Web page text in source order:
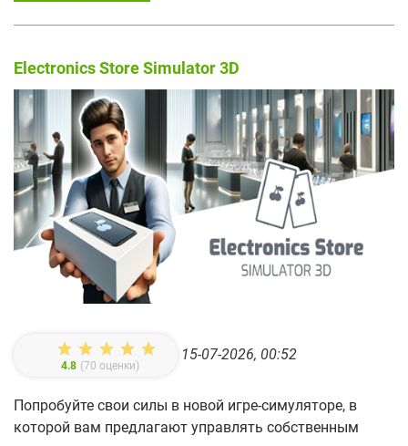
Electronics Store Simulator 3D
4.8 (70 оценки)
15-07-2026, 00:52
Попробуйте свои силы в новой игре-симуляторе, в
которой вам предлагают управлять собственным